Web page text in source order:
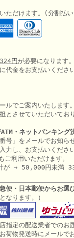
ただけます。(分割払
円が必要になります。
代金をお支払いくださ
ルでご案内いたします
とさせていただいてお
・ネットバンキング
号」をメールでお知ら
力し、お支払いくださ
ご利用いただけます。
計が → 50,000円未
便・日本郵便からお選
なります。）
指定の配送業者でのお
荷物発送時にメールで